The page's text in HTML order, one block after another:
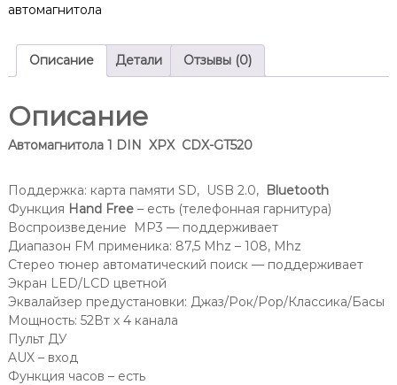
автомагнитола
Описание Детали Отзывы (0)
Описание
Автомагнитола 1 DIN XPX CDX-GT520
Поддержка: карта памяти SD, USB 2.0, Bluetooth
Функция Hand Free – есть (телефонная гарнитура)
Воспроизведение MP3 — поддерживает
Диапазон FM применика: 87,5 Mhz – 108, Mhz
Стерео тюнер автоматический поиск — поддерживает
Экран LED/LCD цветной
Эквалайзер предустановки: Джаз/Рок/Pop/Классика/Басы
Мощность: 52Вт х 4 канала
Пульт ДУ
AUX – вход
Функция часов – есть